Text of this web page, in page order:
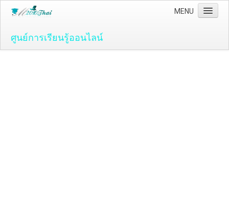
ศูนย์การเรียนรู้ออนไลน์
MENU